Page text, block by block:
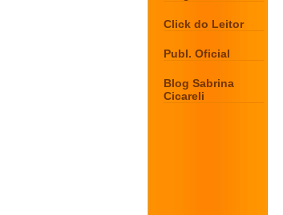
Click do Leitor
Publ. Oficial
Blog Sabrina
Cicareli